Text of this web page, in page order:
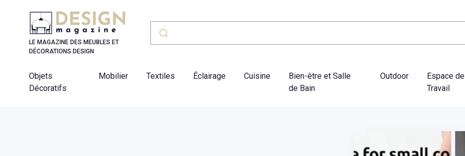
LE MAGAZINE DES MEUBLES ET
DÉCORATIONS DESIGN
Objets
Décoratifs
Mobilier Textiles Éclairage Cuisine
Bien-être et Salle
de Bain
Outdoor
Espace de
Travail